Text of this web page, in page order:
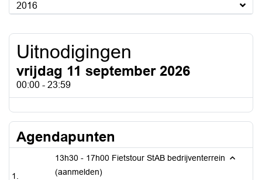
2016
Uitnodigingen
vrijdag 11 september 2026
00:00 - 23:59
Agendapunten
13h30 - 17h00 Fietstour StAB bedrijventerrein
(aanmelden)